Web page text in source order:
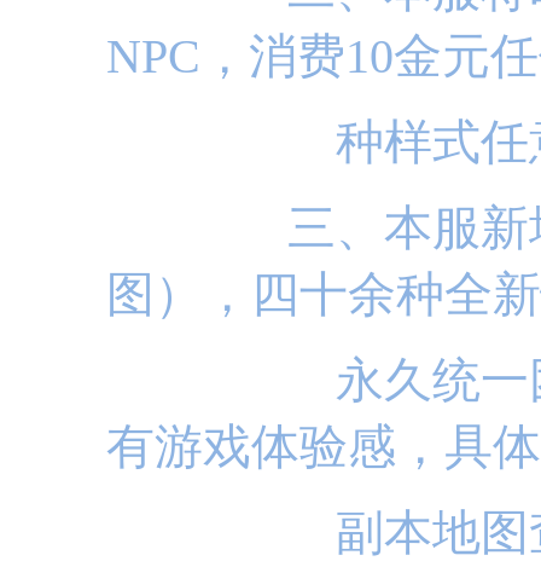
NPC，消费10金元
种样式
三、本服新增
图），四十余种全
永久统
有游戏体验感，具体
副本地图